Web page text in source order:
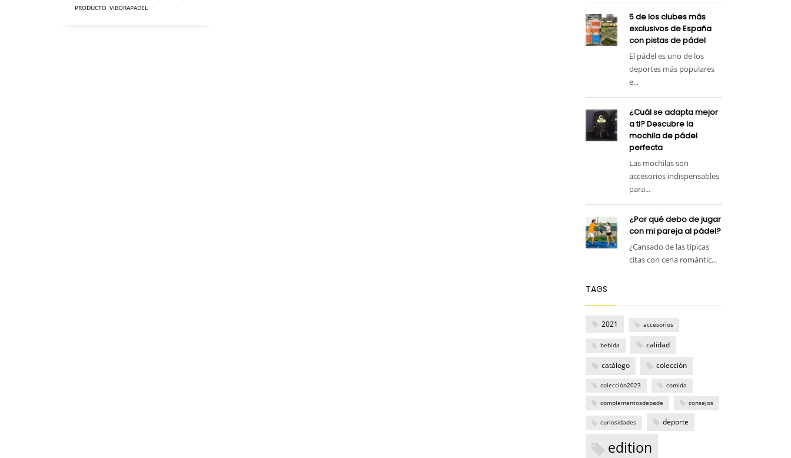
PRODUCTO VIBORAPADEL
5 de los clubes más
exclusivos de España
con pistas de pádel
El pádel es uno de los
deportes más populares
e...
¿Cuál se adapta mejor
a ti? Descubre la
mochila de pádel
perfecta
Las mochilas son
accesorios indispensables
para...
¿Por qué debo de jugar
con mi pareja al pádel?
¿Cansado de las típicas
citas con cena romántic...
TAGS
2021 accesorios
bebida calidad
catálogo colección
colección2023 comida
complementosdepade consejos
curiosidades deporte
edition